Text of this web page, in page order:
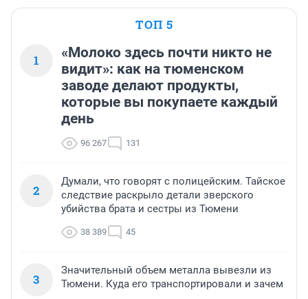
ТОП 5
1
«Молоко здесь почти никто не
видит»: как на тюменском
заводе делают продукты,
которые вы покупаете каждый
день
96 267 131
2
Думали, что говорят с полицейским. Тайское
следствие раскрыло детали зверского
убийства брата и сестры из Тюмени
38 389 45
3
Значительный объем металла вывезли из
Тюмени. Куда его транспортировали и зачем